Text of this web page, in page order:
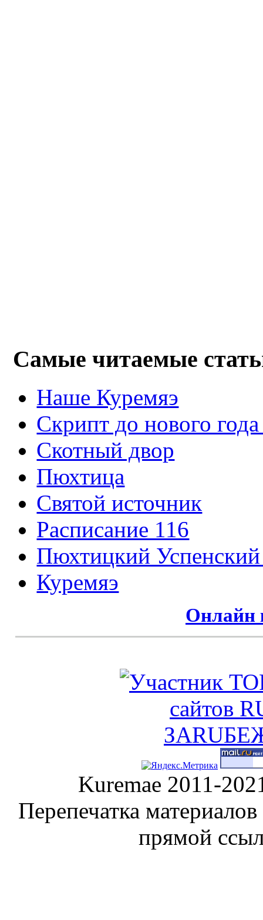
Самые читаемые
Наше Куремяэ
Скрипт до нового года
Cкотный двор
Пюхтица
Святой источник
Расписание 116
Пюхтицкий
Куремяэ
Онлайн
Kuremae 2011-
Перепечатка
прямой